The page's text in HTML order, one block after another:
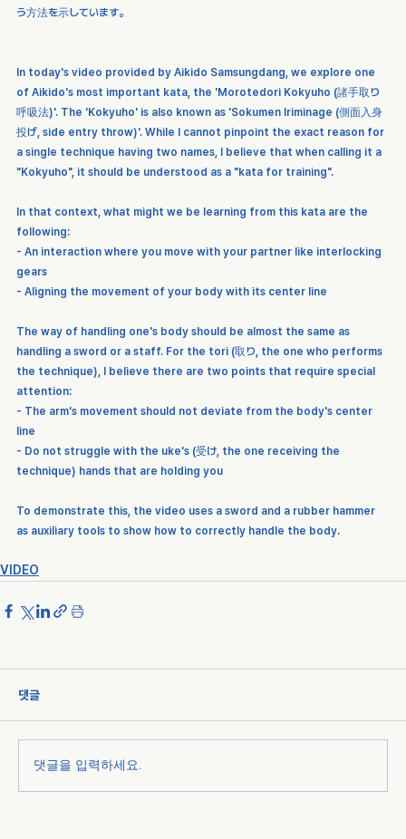
う方法を示しています。
In today's video provided by Aikido Samsungdang, we explore one
of Aikido's most important kata, the 'Morotedori Kokyuho (諸手取り
呼吸法)'. The 'Kokyuho' is also known as 'Sokumen Iriminage (側面入身
投げ, side entry throw)'. While I cannot pinpoint the exact reason for
a single technique having two names, I believe that when calling it a
"Kokyuho", it should be understood as a "kata for training".
In that context, what might we be learning from this kata are the
following:
- An interaction where you move with your partner like interlocking
gears
- Aligning the movement of your body with its center line
The way of handling one's body should be almost the same as
handling a sword or a staff. For the tori (取り, the one who performs
the technique), I believe there are two points that require special
attention:
- The arm's movement should not deviate from the body's center
line
- Do not struggle with the uke's (受け, the one receiving the
technique) hands that are holding you
To demonstrate this, the video uses a sword and a rubber hammer
as auxiliary tools to show how to correctly handle the body.
VIDEO
댓글
댓글을 입력하세요.